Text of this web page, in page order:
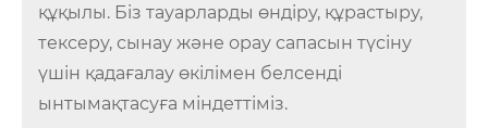
құқылы. Біз тауарларды өндіру, құрастыру,
тексеру, сынау және орау сапасын түсіну
үшін қадағалау өкілімен белсенді
ынтымақтасуға міндеттіміз.